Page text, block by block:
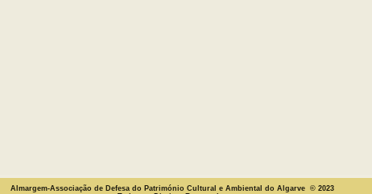
Almargem-Associação de Defesa do Património Cultural e Ambiental do Algarve © 2023